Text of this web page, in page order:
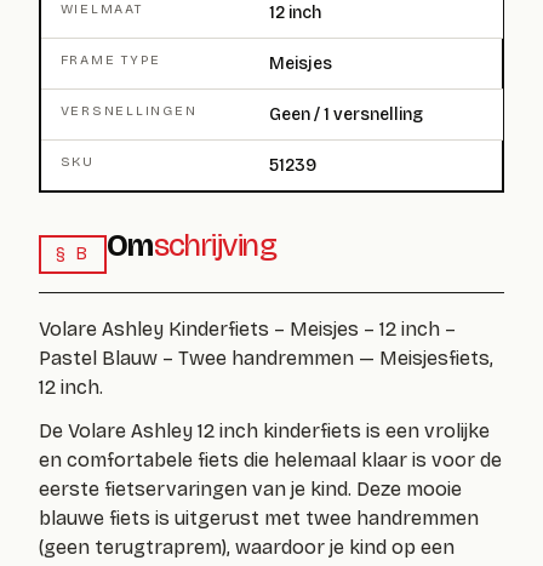
WIELMAAT 12 inch
FRAME TYPE Meisjes
VERSNELLINGEN Geen / 1 versnelling
SKU 51239
§ B Omschrijving
Volare Ashley Kinderfiets – Meisjes – 12 inch –
Pastel Blauw – Twee handremmen — Meisjesfiets,
12 inch.
De Volare Ashley 12 inch kinderfiets is een vrolijke
en comfortabele fiets die helemaal klaar is voor de
eerste fietservaringen van je kind. Deze mooie
blauwe fiets is uitgerust met twee handremmen
(geen terugtraprem), waardoor je kind op een